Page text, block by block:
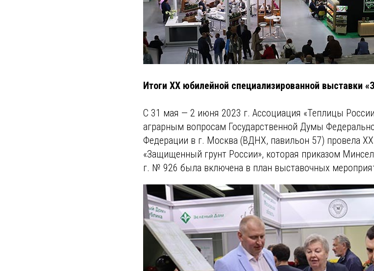
Итоги XX юбилейной специализированной выставки
С 31 мая — 2 июня 2023 г. Ассоциация «Теплицы
аграрным вопросам Государственной Думы
Федерации в г. Москва (ВДНХ, павильон 57) провела
«Защищенный грунт России», которая приказом
г. № 926 была включена в план выставочных